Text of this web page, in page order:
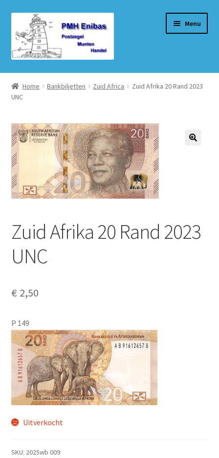
door
naar
navigatie
naar
de
inhoud
Menu
Home
Beurzen
Winkel
Winkelmand
Afrekenen
Alg. voorw.
Privacybeleid PMH Enibas
Home Bankbiljetten Zuid Africa
Zuid Afrika 20 Rand 2023
UNC
Zuid Afrika 20 Rand 2023
UNC
€ 2,50
P 149
Uitverkocht
SKU: 2025wb 009